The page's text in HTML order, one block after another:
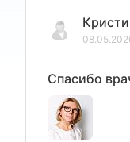
Спасибо